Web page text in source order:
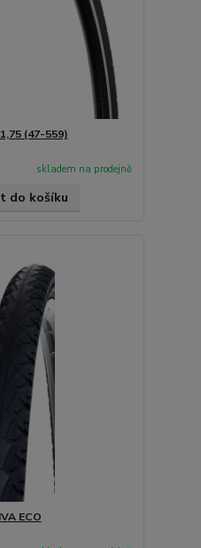
(47-559)
skladem na prodejně
do košíku
ECO